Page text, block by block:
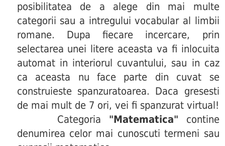
posibilitatea de a alege din mai multe
categorii sau a intregului vocabular al limbii
romane. Dupa fiecare incercare, prin
selectarea unei litere aceasta va fi inlocuita
automat in interiorul cuvantului, sau in caz
ca aceasta nu face parte din cuvat se
construieste spanzuratoarea. Daca gresesti
de mai mult de 7 ori, vei fi spanzurat virtual!
Categoria "Matematica" contine
denumirea celor mai cunoscuti termeni sau